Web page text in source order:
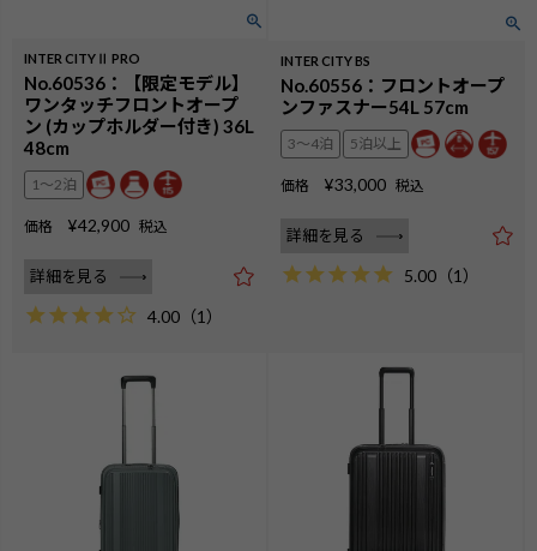
INTER CITYⅡ PRO
No.60536：【限定モデル】
ワンタッチフロントオープ
ン (カップホルダー付き) 36L
48cm
1〜2泊
価格 ¥42,900 税込
詳細を見る
4.00 （1）
INTER CITY BS
No.60556：フロントオープ
ンファスナー54L 57cm
3〜4泊 5泊以上
価格 ¥33,000 税込
詳細を見る
5.00 （1）